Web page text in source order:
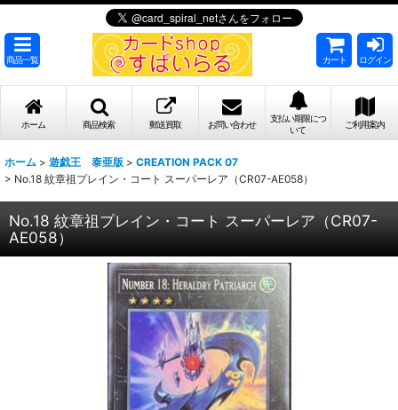
商品一覧 カート ログイン
ホーム 商品検索 郵送買取 お問い合わせ
支払い期限につ
いて
ご利用案内
ホーム > 遊戯王 泰亜版 > CREATION PACK 07
> No.18 紋章祖プレイン・コート スーパーレア（CR07-AE058）
No.18 紋章祖プレイン・コート スーパーレア（CR07-
AE058）